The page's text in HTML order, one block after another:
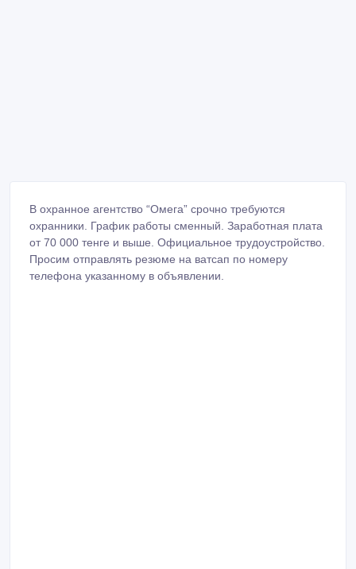
В охранное агентство “Омега” срочно требуются
охранники. График работы сменный. Заработная плата
от 70 000 тенге и выше. Официальное трудоустройство.
Просим отправлять резюме на ватсап по номеру
телефона указанному в объявлении.